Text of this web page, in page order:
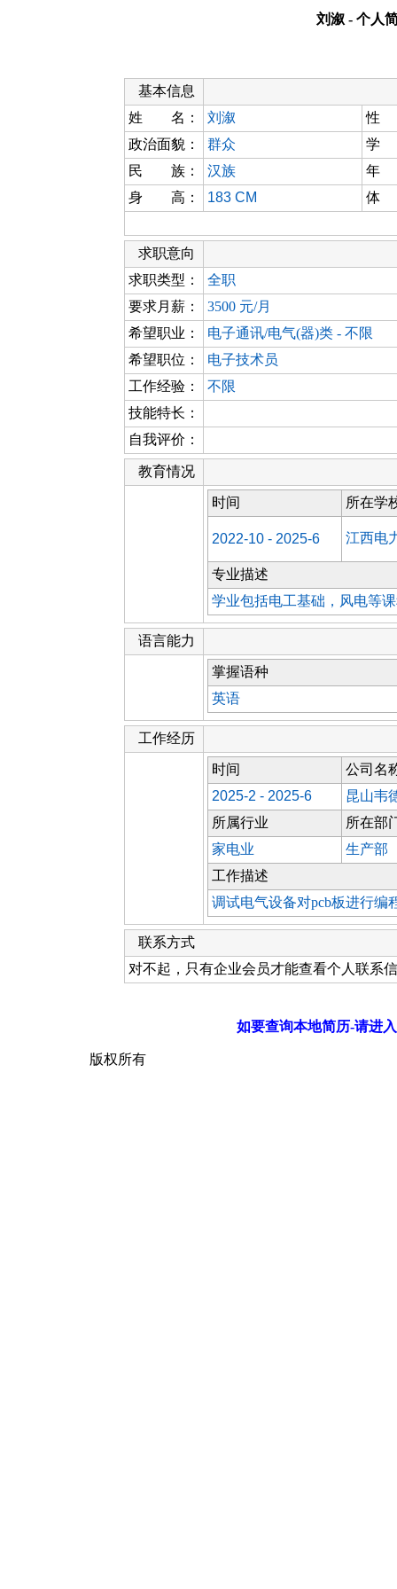
刘溆 - 个人
基本信息
姓 名：
刘溆
性
政治面貌：
群众
学
民 族：
汉族
年
身 高：
183 CM 体
求职意向
求职类型：
全职
要求月薪：
3500 元/月
希望职业：
电子通讯/电气(器)类 - 不限
希望职位：
电子技术员
工作经验：
不限
技能特长：
自我评价：
教育情况
时间 所在学
2022-10 - 2025-6 江西电
专业描述
学业包括电工基础，风电等
语言能力
掌握语种
英语
工作经历
时间
公司名
2025-2 - 2025-6
昆山韦
所属行业
所在部
家电业
生产部
工作描述
调试电气设备对pcb板进行编
联系方式
对不起，只有企业会员才能查看个人联系
如要查询本地简历-请进
版权所有